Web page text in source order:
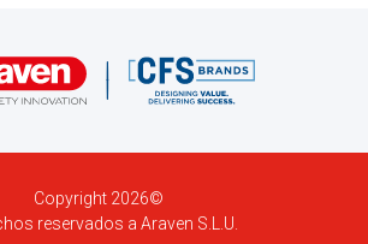
Copyright 2026©
reservados a Araven S.L.U.